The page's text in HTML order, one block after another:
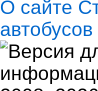
О сайте